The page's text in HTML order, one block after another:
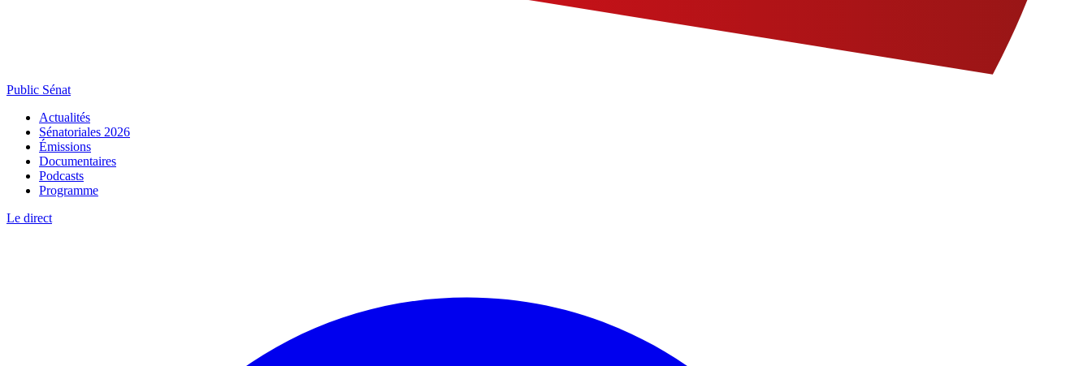
Public Sénat
Actualités
Sénatoriales 2026
Émissions
Documentaires
Podcasts
Programme
Le direct